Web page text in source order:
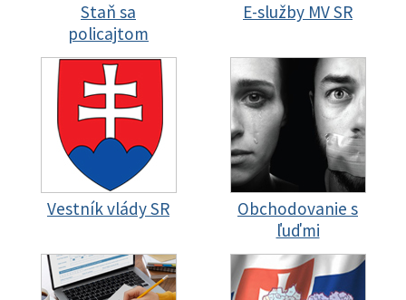
Staň sa
policajtom
E-služby MV SR
Vestník vlády SR
Obchodovanie s
ľuďmi